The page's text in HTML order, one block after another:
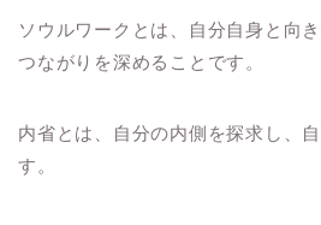
ソウルワークとは、自分自身と向
つながりを深めることです。
内省とは、自分の内側を探求し、
す。